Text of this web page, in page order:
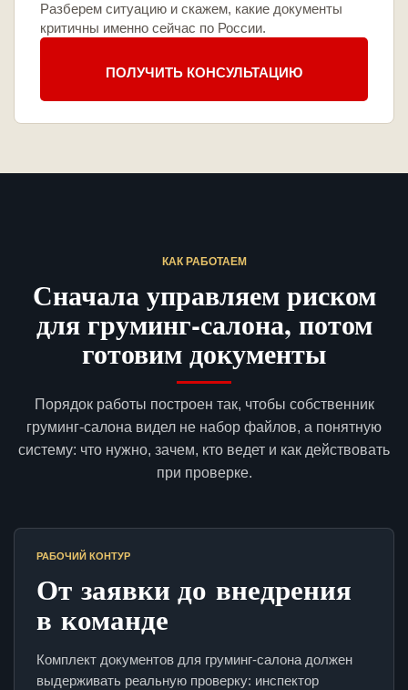
Разберем ситуацию и скажем, какие документы
критичны именно сейчас по России.
ПОЛУЧИТЬ КОНСУЛЬТАЦИЮ
КАК РАБОТАЕМ
Сначала управляем риском
для груминг-салона, потом
готовим документы
Порядок работы построен так, чтобы собственник
груминг-салона видел не набор файлов, а понятную
систему: что нужно, зачем, кто ведет и как действовать
при проверке.
РАБОЧИЙ КОНТУР
От заявки до внедрения
в команде
Комплект документов для груминг-салона должен
выдерживать реальную проверку: инспектор